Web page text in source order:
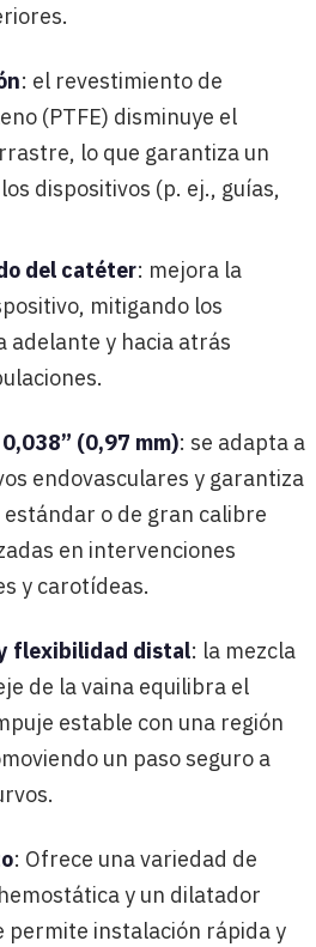
: el revestimiento de
(PTFE) disminuye el
lo que garantiza un
dispositivos (p. ej., guías,
del catéter: mejora la
mitigando los
adelante y hacia atrás
(0,97 mm): se adapta a
endovasculares y garantiza
o de gran calibre
en intervenciones
y carotídeas.
flexibilidad distal: la mezcla
de la vaina equilibra el
estable con una región
un paso seguro a
: Ofrece una variedad de
y un dilatador
permite instalación rápida y